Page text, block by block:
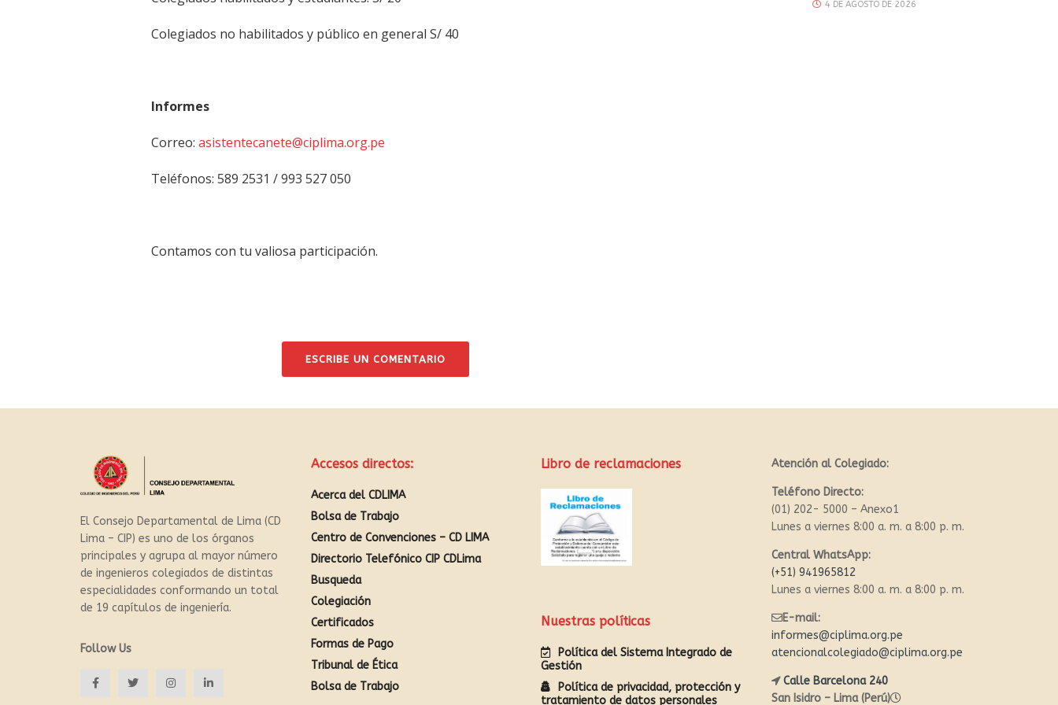
Colegiados no habilitados y público en general S/ 40
Informes
Correo: asistentecanete@ciplima.org.pe
Teléfonos: 589 2531 / 993 527 050
Contamos con tu valiosa participación.
ESCRIBE UN COMENTARIO
4 DE AGOSTO DE 2026
El Consejo Departamental de Lima (CD
Lima – CIP) es uno de los órganos
principales y agrupa al mayor número
de ingenieros colegiados de distintas
especialidades conformando un total
de 19 capítulos de ingeniería.
Follow Us
Accesos directos:
Acerca del CDLIMA
Bolsa de Trabajo
Centro de Convenciones – CD LIMA
Directorio Telefónico CIP CDLima
Busqueda
Colegiación
Certificados
Formas de Pago
Tribunal de Ética
Bolsa de Trabajo
Libro de reclamaciones
Nuestras políticas
Política del Sistema Integrado de
Gestión
Política de privacidad, protección y
tratamiento de datos personales
Atención al Colegiado:
Teléfono Directo:
(01) 202- 5000 – Anexo1
Lunes a viernes 8:00 a. m. a 8:00 p. m.
Central WhatsApp:
(+51) 941965812
Lunes a viernes 8:00 a. m. a 8:00 p. m.
E-mail:
informes@ciplima.org.pe
atencionalcolegiado@ciplima.org.pe
Calle Barcelona 240
San Isidro – Lima (Perú)